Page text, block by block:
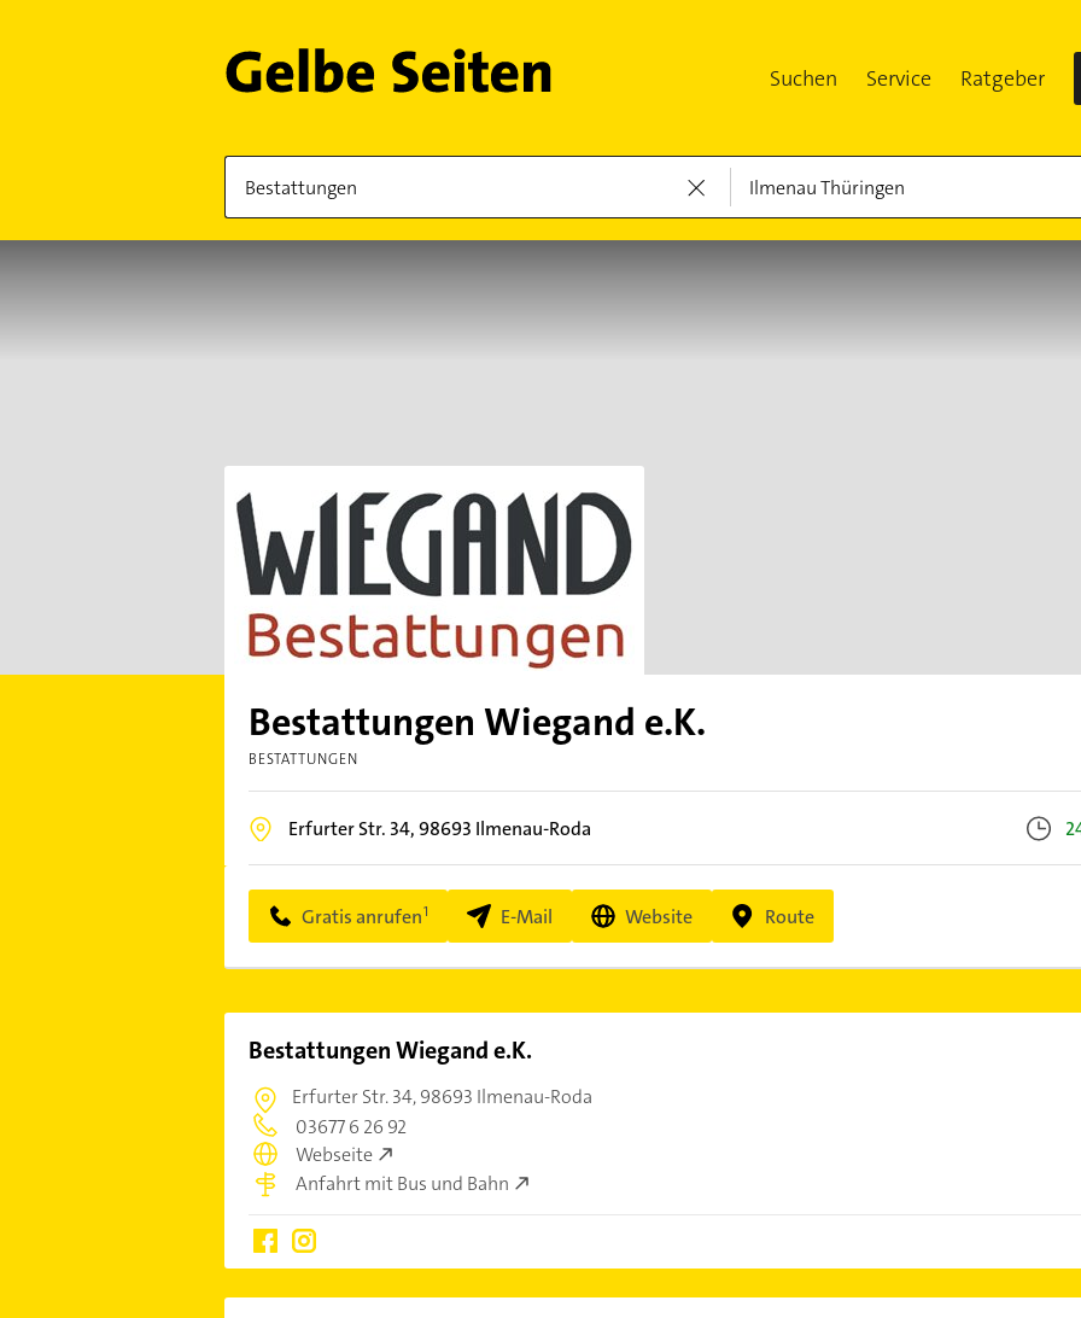
Suchen Service Ratgeber
Bestattungen Wiegand e.K.
BESTATTUNGEN
Erfurter Str. 34,98693 Ilmenau-Roda
Gratis anrufen E-Mail Website Route
Bestattungen Wiegand e.K.
Erfurter Str. 34,98693 Ilmenau-Roda
03677 6 26 92
Webseite
Anfahrt mit Bus und Bahn